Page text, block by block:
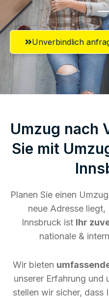
Unverbindlich
Umzug nach
Sie mit
Planen Sie einen
neue Adresse
Innsbruck ist Ihr
nationale &
Wir bieten
unserer Erfahrung und
stellen wir sicher, dass